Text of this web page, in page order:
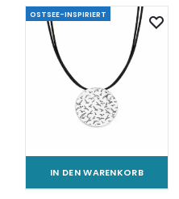
OSTSEE-INSPIRIERT
IN DEN WARENKORB